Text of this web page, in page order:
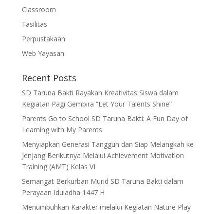
Classroom
Fasilitas
Perpustakaan
Web Yayasan
Recent Posts
SD Taruna Bakti Rayakan Kreativitas Siswa dalam
Kegiatan Pagi Gembira “Let Your Talents Shine”
Parents Go to School SD Taruna Bakti: A Fun Day of
Learning with My Parents
Menyiapkan Generasi Tangguh dan Siap Melangkah ke
Jenjang Berikutnya Melalui Achievement Motivation
Training (AMT) Kelas VI
Semangat Berkurban Murid SD Taruna Bakti dalam
Perayaan Iduladha 1447 H
Menumbuhkan Karakter melalui Kegiatan Nature Play